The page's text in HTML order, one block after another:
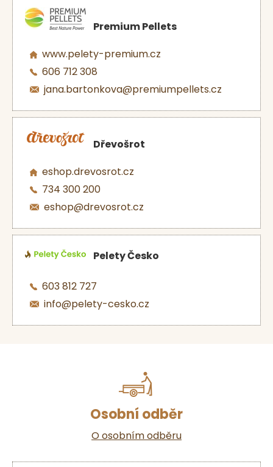
Premium Pellets
www.pelety-premium.cz
606 712 308
jana.bartonkova@premiumpellets.cz
Dřevošrot
eshop.drevosrot.cz
734 300 200
eshop@drevosrot.cz
Pelety Česko
603 812 727
info@pelety-cesko.cz
Osobní odběr
O osobním odběru